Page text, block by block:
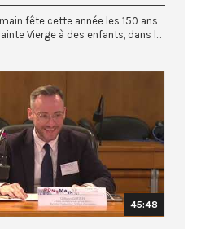
fête cette année les 150 ans
Vierge à des enfants, dans l...
45:48